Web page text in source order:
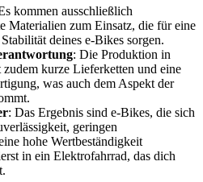
kommen ausschließlich
Materialien zum Einsatz, die für eine
deines e-Bikes sorgen.
: Die Produktion in
kurze Lieferketten und eine
was auch dem Aspekt der
: Das Ergebnis sind e-Bikes, die sich
geringen
hohe Wertbeständigkeit
in ein Elektrofahrrad, das dich